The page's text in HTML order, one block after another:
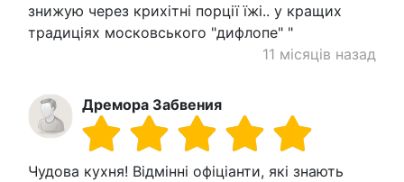
знижую через крихітні порції їжі.. у кращих
традиціях московського "дифлопе" "
11 місяців назад
Дремора Забвения
Чудова кухня! Відмінні офіціанти, які знають